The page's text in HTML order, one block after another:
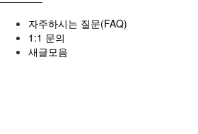
자주하시는 질문(FAQ)
1:1 문의
새글모음